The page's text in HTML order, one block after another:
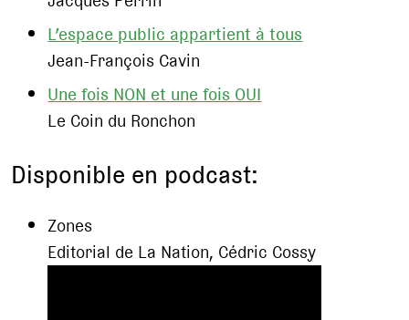
L’espace public appartient à tous
Jean-François Cavin
Une fois NON et une fois OUI
Le Coin du Ronchon
Disponible en podcast:
Zones
Editorial de La Nation, Cédric Cossy